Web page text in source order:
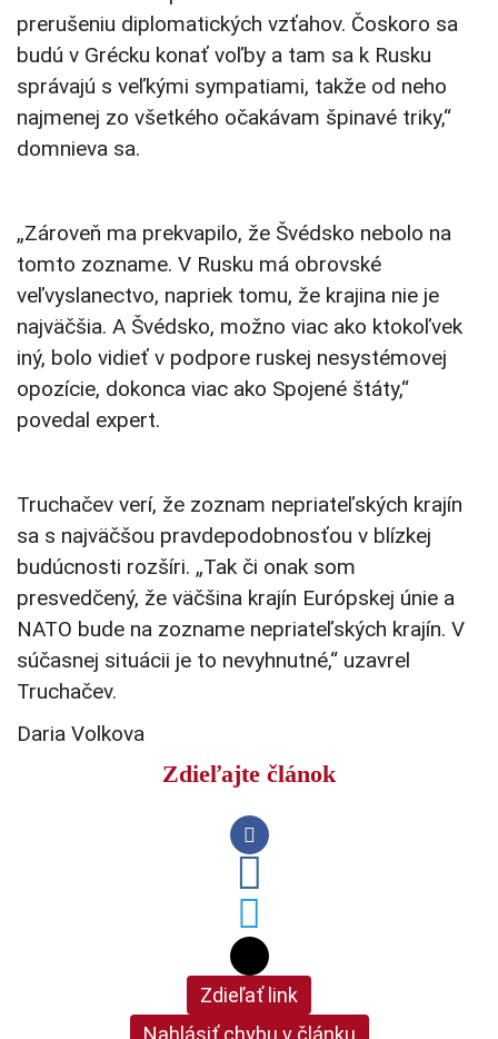
prerušeniu diplomatických vzťahov. Čoskoro sa
budú v Grécku konať voľby a tam sa k Rusku
správajú s veľkými sympatiami, takže od neho
najmenej zo všetkého očakávam špinavé triky,“
domnieva sa.
„Zároveň ma prekvapilo, že Švédsko nebolo na
tomto zozname. V Rusku má obrovské
veľvyslanectvo, napriek tomu, že krajina nie je
najväčšia. A Švédsko, možno viac ako ktokoľvek
iný, bolo vidieť v podpore ruskej nesystémovej
opozície, dokonca viac ako Spojené štáty,“
povedal expert.
Truchačev verí, že zoznam nepriateľských krajín
sa s najväčšou pravdepodobnosťou v blízkej
budúcnosti rozšíri. „Tak či onak som
presvedčený, že väčšina krajín Európskej únie a
NATO bude na zozname nepriateľských krajín. V
súčasnej situácii je to nevyhnutné,“ uzavrel
Truchačev.
Daria Volkova
Zdieľajte článok
Zdieľať link
Nahlásiť chybu v článku